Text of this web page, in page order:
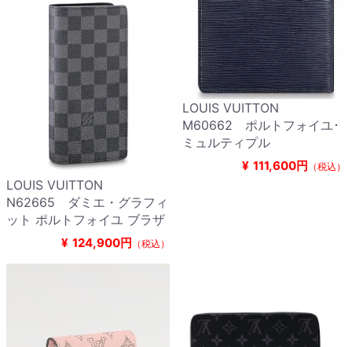
LOUIS VUITTON
N62665 ダミエ・グラフィ
ット ポルトフォイユ ブラザ
¥ 124,900円 （税込）
LOUIS VUITTON
M60662 ポルトフォイユ･
ミュルティプル
¥ 111,600円 （税込）